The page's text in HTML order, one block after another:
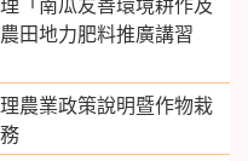
「南瓜友善環境耕作及
田地力肥料推廣講習
農業政策說明暨作物栽